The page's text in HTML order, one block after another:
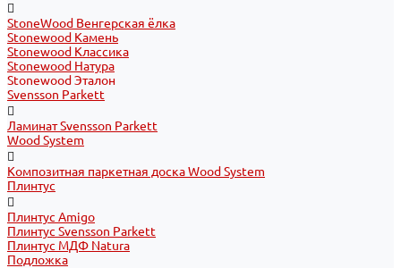
StoneWood Венгерская ёлка
Stonewood Камень
Stonewood Классика
Stonewood Натура
Stonewood Эталон
Svensson Parkett
Ламинат Svensson Parkett
Wood System
Композитная паркетная доска Wood System
Плинтус
Плинтус Amigo
Плинтус Svensson Parkett
Плинтус МДФ Natura
Подложка